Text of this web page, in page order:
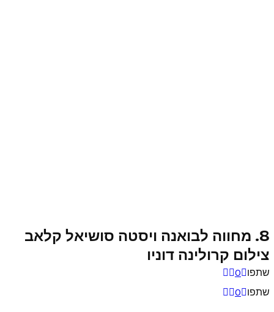
8. מחווה לבואנה ויסטה סושיאל קלאב
צילום קרולינה דוניו
שתפו
0
שתפו
0